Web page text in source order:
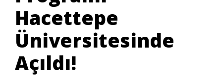
Hacettepe
Üniversitesinde
Açıldı!